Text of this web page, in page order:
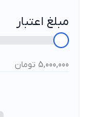
مبلغ اعتبار
5,000,000 تومان